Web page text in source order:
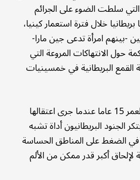
التي سلطت الضوء على الجرائم
خلال فترة استعمار كينيا،
-بينهم امرأة تدعى جين مارا-
حول الانتهاكات المروعة التي
القمع البريطانية في خمسينيات
كانت جين تبلغ من العمر 15 عاما عندما جرى اعتقالها
الجنود البريطانيون أداة تشبه
في الضغط على المناطق الحساسة
لإلحاق أكبر قدر ممكن من الألم